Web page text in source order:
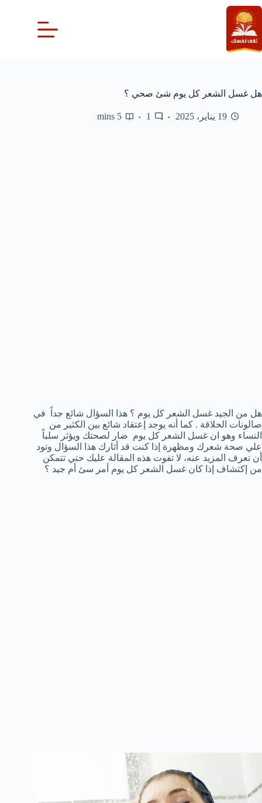
التجاوز
إلى
المحتوى
هل غسل الشعر كل يوم شئ صحي ؟
19 يناير، 2025 1
5 mins
هل من الجيد غسل الشعر كل يوم ؟ هذا السؤال شائع جداً في
صالونات الحلاقة . كما أنه يوجد إعتقاد شائع بين الكثير من
النساء وهو ان غسل الشعر كل يوم ضار لصحتك ويؤثر سلباً
علي صحة شعرك ومظهرة إذا كنت قد أثارك هذا السؤال وتود
أن تعرف المزيد عنه، لا تفوت هذه المقالة عليك حتي تتمكن
من إكتشاف إذا كان غسل الشعر كل يوم أمر سئ أم جيد ؟